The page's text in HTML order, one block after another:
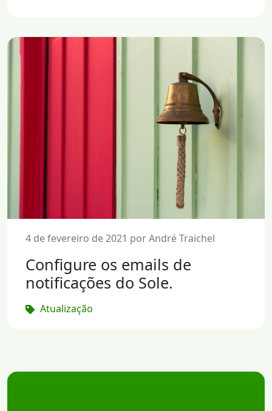
4 de fevereiro de 2021 por André Traichel
Configure os emails de
notificações do Sole.
Atualização